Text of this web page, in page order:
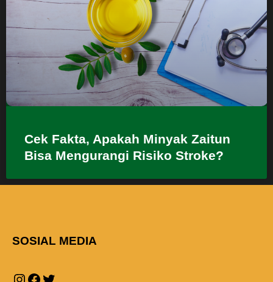
Cek Fakta, Apakah Minyak Zaitun
Bisa Mengurangi Risiko Stroke?
SOSIAL MEDIA